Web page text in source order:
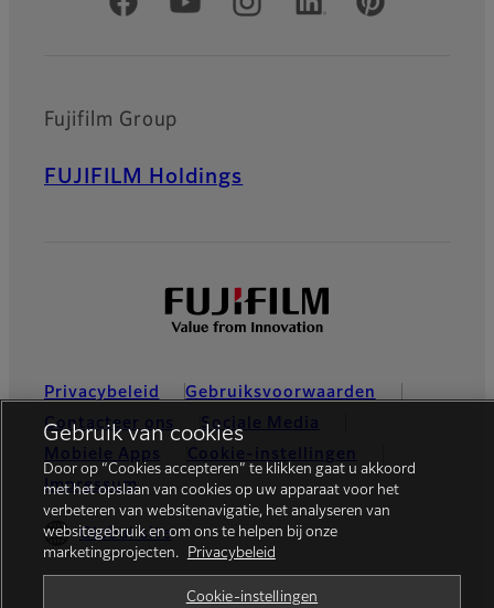
Fujifilm Group
FUJIFILM Holdings
Privacybeleid
Gebruiksvoorwaarden
Contacteer ons
Sociale Media
Mobiele Apps
Cookie-instellingen
Impressum
Global site
Gebruik van cookies
Door op “Cookies accepteren” te klikken gaat u akkoord
met het opslaan van cookies op uw apparaat voor het
verbeteren van websitenavigatie, het analyseren van
websitegebruik en om ons te helpen bij onze
marketingprojecten.
Privacybeleid
Cookie-instellingen